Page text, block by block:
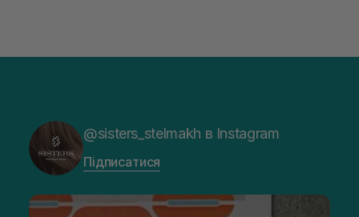
@sisters_stelmakh в Instagram
Підписатися